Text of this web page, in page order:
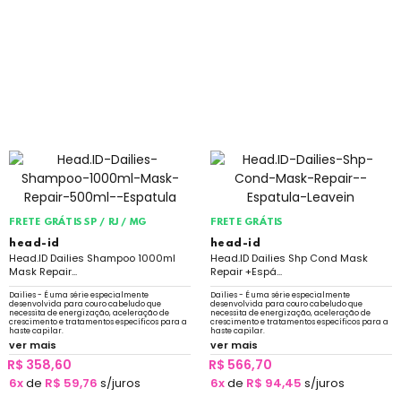
FRETE GRÁTIS SP / RJ / MG
head-id
Head.ID Dailies Shampoo 1000ml
Mask Repair...
Dailies - É uma série especialmente
desenvolvida para couro cabeludo que
necessita de energização, aceleração de
crescimento e tratamentos específicos para a
haste capilar.
ver mais
R$ 358,60
6xde R$ 59,76 s/juros
FRETE GRÁTIS
head-id
Head.ID Dailies Shp Cond Mask
Repair +Espá...
Dailies - É uma série especialmente
desenvolvida para couro cabeludo que
necessita de energização, aceleração de
crescimento e tratamentos específicos para a
haste capilar.
ver mais
R$ 566,70
6xde R$ 94,45 s/juros